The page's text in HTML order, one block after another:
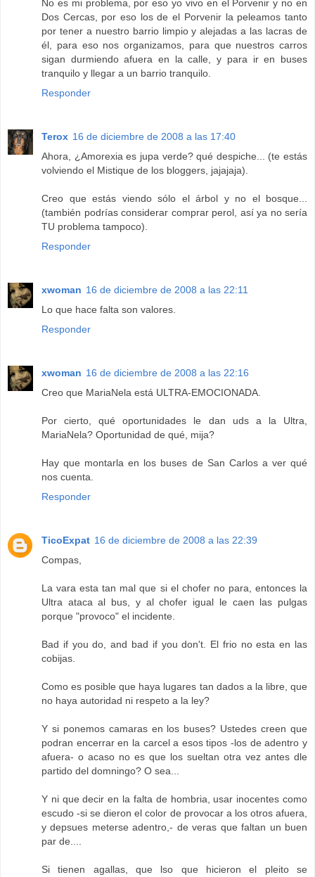
No es mi problema, por eso yo vivo en el Porvenir y no en
Dos Cercas, por eso los de el Porvenir la peleamos tanto
por tener a nuestro barrio limpio y alejadas a las lacras de
él, para eso nos organizamos, para que nuestros carros
sigan durmiendo afuera en la calle, y para ir en buses
tranquilo y llegar a un barrio tranquilo.
Responder
Terox 16 de diciembre de 2008 a las 17:40
Ahora, ¿Amorexia es jupa verde? qué despiche... (te estás
volviendo el Mistique de los bloggers, jajajaja).
Creo que estás viendo sólo el árbol y no el bosque...
(también podrías considerar comprar perol, así ya no sería
TU problema tampoco).
Responder
xwoman 16 de diciembre de 2008 a las 22:11
Lo que hace falta son valores.
Responder
xwoman 16 de diciembre de 2008 a las 22:16
Creo que MariaNela está ULTRA-EMOCIONADA.
Por cierto, qué oportunidades le dan uds a la Ultra,
MariaNela? Oportunidad de qué, mija?
Hay que montarla en los buses de San Carlos a ver qué
nos cuenta.
Responder
TicoExpat 16 de diciembre de 2008 a las 22:39
Compas,
La vara esta tan mal que si el chofer no para, entonces la
Ultra ataca al bus, y al chofer igual le caen las pulgas
porque "provoco" el incidente.
Bad if you do, and bad if you don't. El frio no esta en las
cobijas.
Como es posible que haya lugares tan dados a la libre, que
no haya autoridad ni respeto a la ley?
Y si ponemos camaras en los buses? Ustedes creen que
podran encerrar en la carcel a esos tipos -los de adentro y
afuera- o acaso no es que los sueltan otra vez antes dle
partido del domningo? O sea...
Y ni que decir en la falta de hombria, usar inocentes como
escudo -si se dieron el color de provocar a los otros afuera,
y depsues meterse adentro,- de veras que faltan un buen
par de....
Si tienen agallas, que lso que hicieron el pleito se